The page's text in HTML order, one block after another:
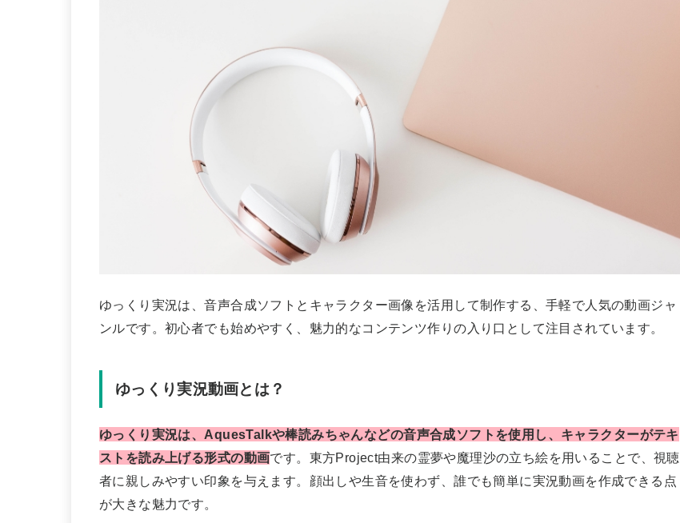
ゆっくり実況は、音声合成ソフトとキャラクター画像を活用して制作する、手軽で人気の動画ジャ
ンルです。初心者でも始めやすく、魅力的なコンテンツ作りの入り口として注目されています。
ゆっくり実況動画とは？
ゆっくり実況は、AquesTalkや棒読みちゃんなどの音声合成ソフトを使用し、キャラクターがテキ
ストを読み上げる形式の動画です。東方Project由来の霊夢や魔理沙の立ち絵を用いることで、視聴
者に親しみやすい印象を与えます。顔出しや生音を使わず、誰でも簡単に実況動画を作成できる点
が大きな魅力です。